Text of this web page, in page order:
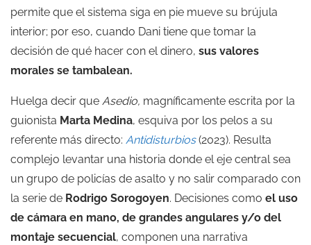
permite que el sistema siga en pie mueve su brújula
interior; por eso, cuando Dani tiene que tomar la
decisión de qué hacer con el dinero, sus valores
morales se tambalean.
Huelga decir que Asedio, magníficamente escrita por la
guionista Marta Medina, esquiva por los pelos a su
referente más directo: Antidisturbios(2023). Resulta
complejo levantar una historia donde el eje central sea
un grupo de policías de asalto y no salir comparado con
la serie de Rodrigo Sorogoyen. Decisiones como el uso
de cámara en mano, de grandes angulares y/o del
montaje secuencial, componen una narrativa